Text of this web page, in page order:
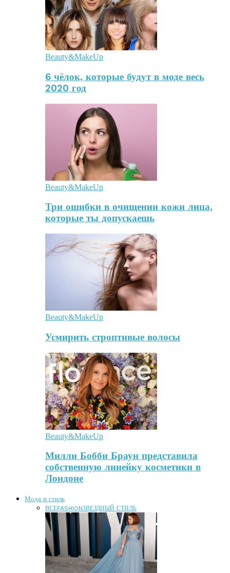
Beauty&MakeUp
6 чёлок, которые будут в моде весь
2020 год
Beauty&MakeUp
Три ошибки в очищении кожи лица,
которые ты допускаешь
Beauty&MakeUp
Усмирить строптивые волосы
Beauty&MakeUp
Милли Бобби Браун представила
собственную линейку косметики в
Лондоне
Мода и стиль
ВСЕFASHIONЗВЕЗДНЫЙ СТИЛЬ